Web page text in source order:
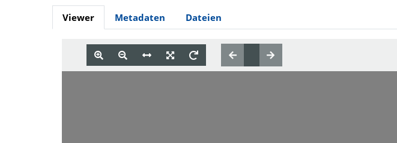
Viewer Metadaten Dateien